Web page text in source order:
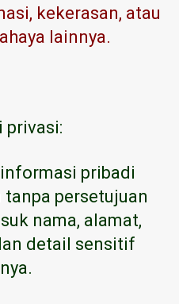
kekerasan, atau
lainnya.
privasi:
pribadi
persetujuan
nama, alamat,
detail sensitif